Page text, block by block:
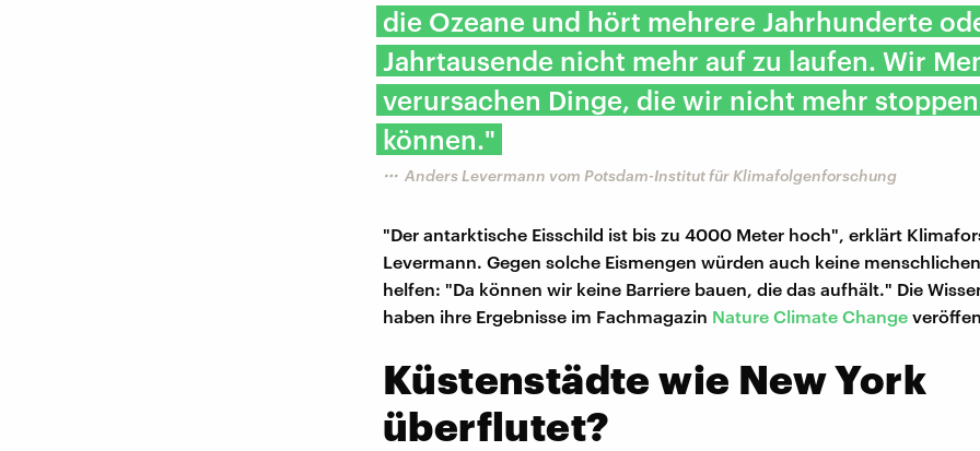
die Ozeane und hört mehrere Jahrhunderte
Jahrtausende nicht mehr auf zu laufen. Wir
verursachen Dinge, die wir nicht mehr stoppen
können."
Anders Levermann vom Potsdam-Institut für Klimafolgenforschung
"Der antarktische Eisschild ist bis zu 4000 Meter hoch", erklärt
Levermann. Gegen solche Eismengen würden auch keine
helfen: "Da können wir keine Barriere bauen, die das aufhält." Die
haben ihre Ergebnisse im Fachmagazin Nature Climate Change
Küstenstädte wie New York
überflutet?